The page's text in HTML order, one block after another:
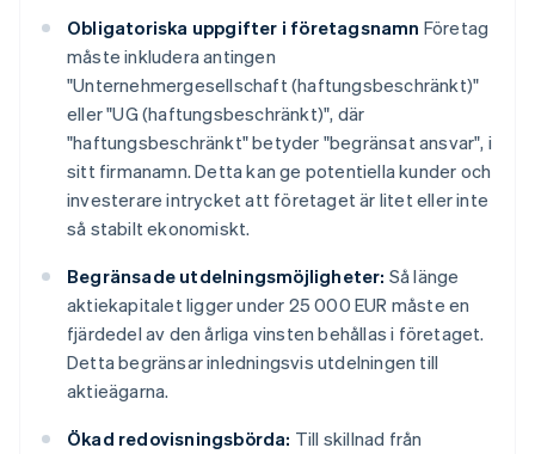
Obligatoriska uppgifter i företagsnamn Företag
måste inkludera antingen
"Unternehmergesellschaft (haftungsbeschränkt)"
eller "UG (haftungsbeschränkt)", där
"haftungsbeschränkt" betyder "begränsat ansvar", i
sitt firmanamn. Detta kan ge potentiella kunder och
investerare intrycket att företaget är litet eller inte
så stabilt ekonomiskt.
Begränsade utdelningsmöjligheter: Så länge
aktiekapitalet ligger under 25 000 EUR måste en
fjärdedel av den årliga vinsten behållas i företaget.
Detta begränsar inledningsvis utdelningen till
aktieägarna.
Ökad redovisningsbörda: Till skillnad från